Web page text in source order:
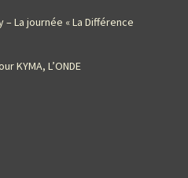
La journée « La Différence
KYMA, L’ONDE